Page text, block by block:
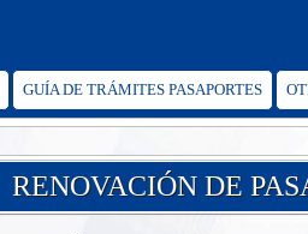
GUÍA DE TRÁMITES PASAPORTES
RENOVACIÓN DE